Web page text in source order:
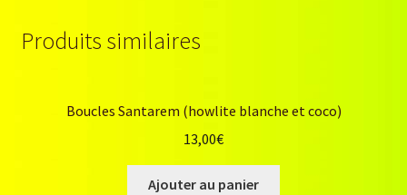
Produits similaires
Boucles Santarem (howlite blanche et coco)
13,00€
Ajouter au panier